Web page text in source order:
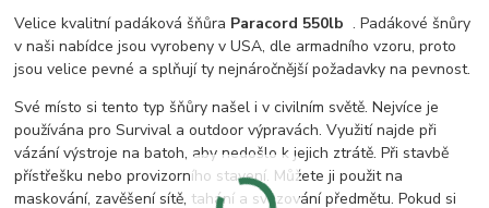
Velice kvalitní padáková šňůra Paracord 550lb . Padákové šnůry
v naši nabídce jsou vyrobeny v USA, dle armadního vzoru, proto
jsou velice pevné a splňují ty nejnáročnější požadavky na pevnost.
Své místo si tento typ šňůry našel i v civilním světě. Nejvíce je
používána pro Survival a outdoor výpravách. Využití najde při
vázání výstroje na batoh, aby nedošlo k jejich ztrátě. Při stavbě
přístřešku nebo provizorního stavení. Můžete ji použit na
maskování, zavěšení sítě, tahání a svazování předmětu. Pokud si